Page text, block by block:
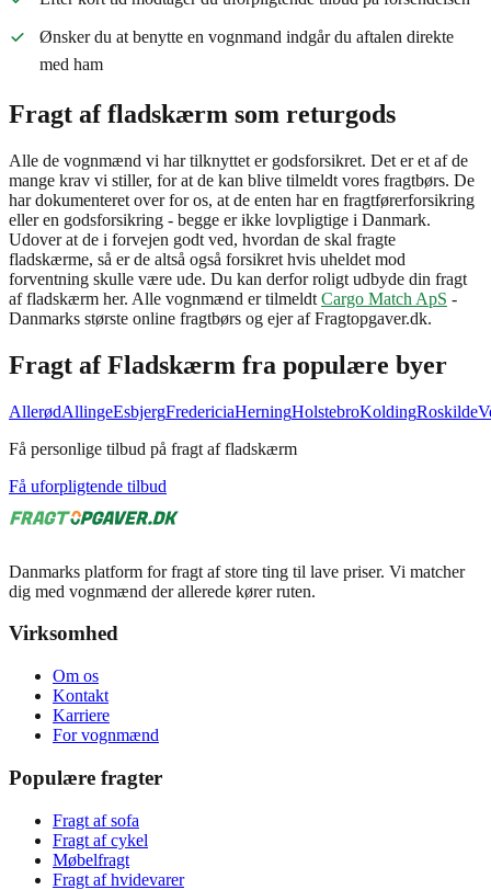
Ønsker du at benytte en vognmand indgår du aftalen direkte
med ham
Fragt af fladskærm som returgods
Alle de vognmænd vi har tilknyttet er godsforsikret. Det er et af de
mange krav vi stiller, for at de kan blive tilmeldt vores fragtbørs. De
har dokumenteret over for os, at de enten har en fragtførerforsikring
eller en godsforsikring - begge er ikke lovpligtige i Danmark.
Udover at de i forvejen godt ved, hvordan de skal fragte
fladskærme, så er de altså også forsikret hvis uheldet mod
forventning skulle være ude. Du kan derfor roligt udbyde din fragt
af fladskærm her. Alle vognmænd er tilmeldt Cargo Match ApS -
Danmarks største online fragtbørs og ejer af Fragtopgaver.dk.
Fragt afFladskærm fra populære byer
AllerødAllingeEsbjergFredericiaHerningHolstebroKoldingRoskilde
Få personlige tilbud på fragt af fladskærm
Få uforpligtende tilbud
Danmarks platform for fragt af store ting til lave priser. Vi matcher
dig med vognmænd der allerede kører ruten.
Virksomhed
Om os
Kontakt
Karriere
For vognmænd
Populære fragter
Fragt af sofa
Fragt af cykel
Møbelfragt
Fragt af hvidevarer